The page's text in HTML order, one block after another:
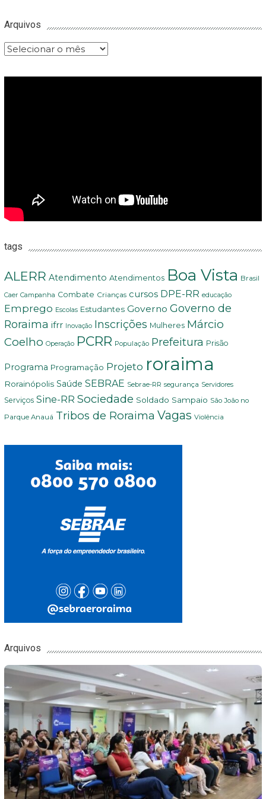
Arquivos
Arquivos
tags
ALERR Atendimento Atendimentos Boa Vista Brasil
Caer Campanha Combate Crianças cursos DPE-RR educação
Emprego Escolas Estudantes Governo Governo de
Roraima ifrr Inovação Inscrições Mulheres Márcio
Coelho Operação PCRR População Prefeitura Prisão
Programa Programação Projeto roraima
Rorainópolis Saúde SEBRAE Sebrae-RR segurança Servidores
Serviços Sine-RR Sociedade Soldado Sampaio São João no
Parque Anauá Tribos de Roraima Vagas Violência
Arquivos